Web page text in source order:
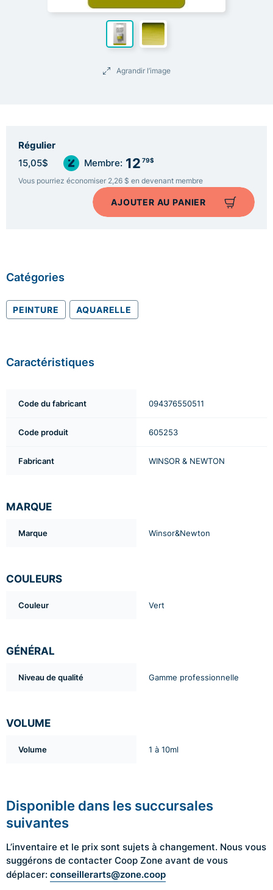
Agrandir l’image
Régulier
15,05$ Membre: 12 79$
Vous pourriez économiser 2,26 $ en devenant membre
AJOUTER AU PANIER
Catégories
PEINTURE AQUARELLE
Caractéristiques
Code du fabricant 094376550511
Code produit 605253
Fabricant WINSOR & NEWTON
MARQUE
Marque Winsor&Newton
COULEURS
Couleur Vert
GÉNÉRAL
Niveau de qualité Gamme professionnelle
VOLUME
Volume 1 à 10ml
Disponible dans les succursales
suivantes
L’inventaire et le prix sont sujets à changement. Nous vous
suggérons de contacter Coop Zone avant de vous
déplacer: conseillerarts@zone.coop